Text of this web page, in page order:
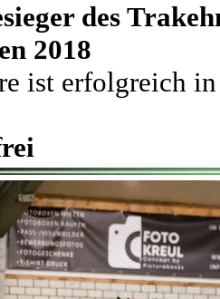
des
2018
ist erfolgreich